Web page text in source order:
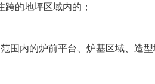
的地坪区域内的；
围内的炉前平台、炉基区域、造